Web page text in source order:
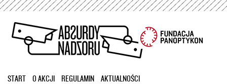
Przejdź
treści
START O AKCJI REGULAMIN
AKTUALNOŚCI